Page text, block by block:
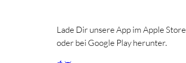
Lade Dir unsere App im Apple Store
oder bei Google Play herunter.